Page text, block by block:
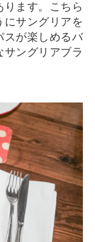
ります。こちら
サングリアを
スが楽しめるバ
ングリアブラ